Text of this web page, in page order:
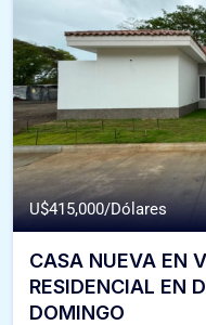
U$415,000/Dólares
CASA NUEVA EN
RESIDENCIAL EN
DOMINGO